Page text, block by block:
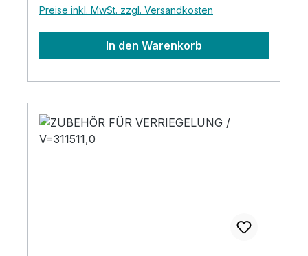
Preise inkl. MwSt. zzgl. Versandkosten
In den Warenkorb